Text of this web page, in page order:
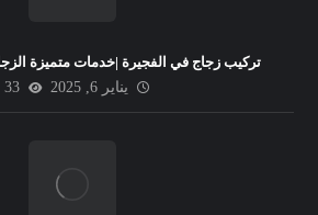
تركيب زجاج في الفجيرة |خدمات متميزة
يناير 6, 2025
33